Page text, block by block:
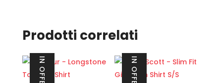
Prodotti correlati